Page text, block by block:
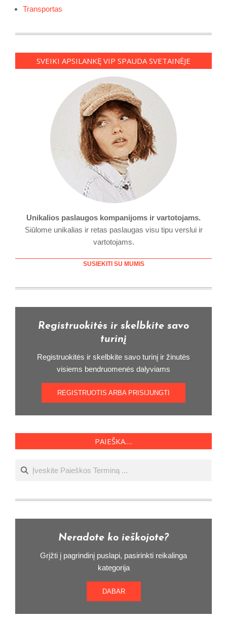
Transportas
SVEIKI APSILANKĘ VIP SPAUDA SVETAINĖJE
Unikalios paslaugos kompanijoms ir vartotojams.
Siūlome unikalias ir retas paslaugas visu tipu verslui ir
vartotojams.
SUSIEKITI SU MUMIS
Registruokitės ir skelbkite savo
turinį
Registruokitės ir skelbkite savo turinį ir žinutės
visiems bendruomenės dalyviams
REGISTRUOTIS ARBA PRISIJUNGTI
PAIEŠKA….
Ieškoti
Neradote ko ieškojote?
Grįžti į pagrindinį puslapi, pasirinkti reikalinga
kategorija
DABAR